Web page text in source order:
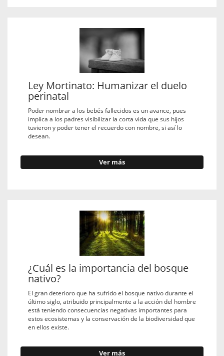
Ley Mortinato: Humanizar el duelo
perinatal
Poder nombrar a los bebés fallecidos es un avance, pues
implica a los padres visibilizar la corta vida que sus hijos
tuvieron y poder tener el recuerdo con nombre, si así lo
desean.
Ver más
¿Cuál es la importancia del bosque
nativo?
El gran deterioro que ha sufrido el bosque nativo durante el
último siglo, atribuido principalmente a la acción del hombre
está teniendo consecuencias negativas importantes para
estos ecosistemas y la conservación de la biodiversidad que
en ellos existe.
Ver más